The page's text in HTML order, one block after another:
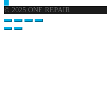
© 2025 ONE REPAIR